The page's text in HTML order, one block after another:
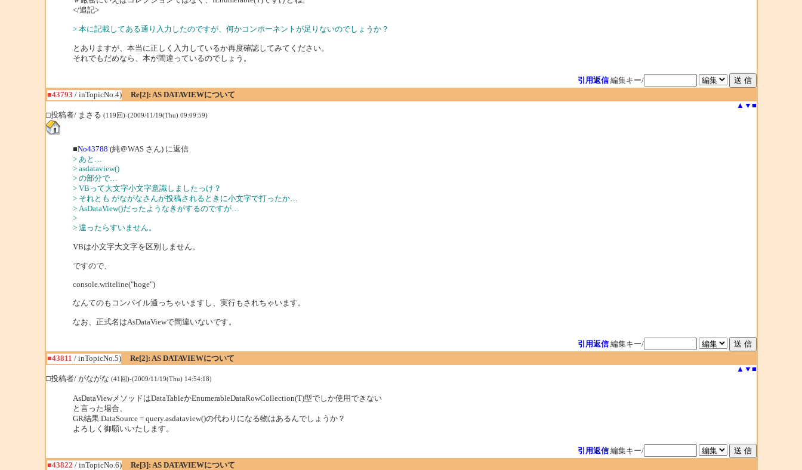
</追記>
> 本に記載してある通り入力したのですが、何かコンポーネントが足りないのでしょうか？
とありますが、本当に正しく入力しているか再度確認してみてください。
それでもだめなら、本が間違っているのでしょう。
引用返信 編集キー/
■43793 / inTopicNo.4)
Re[2]: AS DATAVIEWについて
▲ ▼ ■
□投稿者/ まさる (119回)-(2009/11/19(Thu) 09:09:59)
■No43788 (純＠WAS さん) に返信
> あと…
> asdataview()
> の部分で…
> VBって大文字小文字意識しましたっけ？
> それとも がながなさんが投稿されるときに小文字で打ったか…
> AsDataView()だったようなきがするのですが…
>
> 違ったらすいません。
VBは小文字大文字を区別しません。
ですので、
console.writeline("hoge")
なんてのもコンパイル通っちゃいますし、実行もされちゃいます。
なお、正式名はAsDataViewで間違いないです。
引用返信 編集キー/
■43811 / inTopicNo.5)
Re[2]: AS DATAVIEWについて
▲ ▼ ■
□投稿者/ がながな (41回)-(2009/11/19(Thu) 14:54:18)
AsDataViewメソッドはDataTableかEnumerableDataRowCollection(T)型でしか使用できない
と言った場合、
GR結果.DataSource = query.asdataview()の代わりになる物はあるんでしょうか？
よろしく御願いいたします。
引用返信 編集キー/
■43822 / inTopicNo.6)
Re[3]: AS DATAVIEWについて